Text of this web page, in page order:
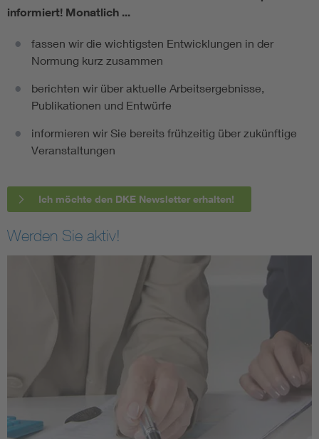
informiert! Monatlich ...
fassen wir die wichtigsten Entwicklungen in der
Normung kurz zusammen
berichten wir über aktuelle Arbeitsergebnisse,
Publikationen und Entwürfe
informieren wir Sie bereits frühzeitig über zukünftige
Veranstaltungen
Ich möchte den DKE Newsletter erhalten!
Werden Sie aktiv!